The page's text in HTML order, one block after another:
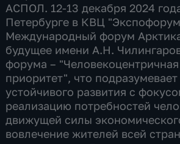
АСПОЛ. 12-13 декабря 2024
Петербурге в КВЦ
Международный форум
будущее имени А.Н.
форума –
приоритет", что
устойчивого развития с
реализацию потребностей
движущей силы
вовлечение жителей всей